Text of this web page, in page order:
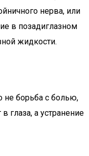
нерва, или
в позадиглазном
жидкости.
борьба с болью,
глаза, а устранение